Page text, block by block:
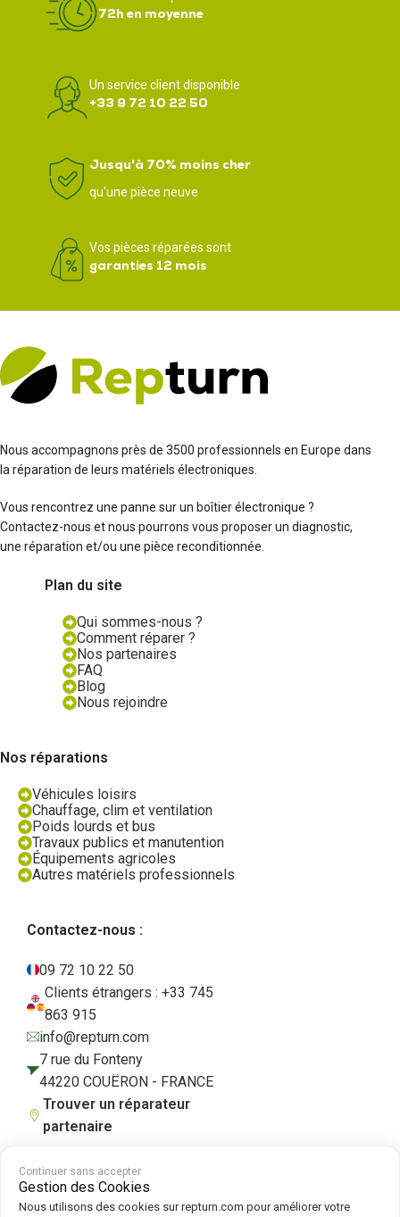
72h en moyenne
Un service client disponible
+33 9 72 10 22 50
Jusqu'à 70% moins cher
qu'une pièce neuve
Vos pièces réparées sont
garanties 12 mois
Nous accompagnons près de 3500 professionnels en Europe dans
la réparation de leurs matériels électroniques.
Vous rencontrez une panne sur un boîtier électronique ?
Contactez-nous et nous pourrons vous proposer un diagnostic,
une réparation et/ou une pièce reconditionnée.
Plan du site
Qui sommes-nous ?
Comment réparer ?
Nos partenaires
FAQ
Blog
Nous rejoindre
Nos réparations
Véhicules loisirs
Chauffage, clim et ventilation
Poids lourds et bus
Travaux publics et manutention
Équipements agricoles
Autres matériels professionnels
Contactez-nous :
09 72 10 22 50
Clients étrangers : +33 745
863 915
info@repturn.com
7 rue du Fonteny
44220 COUËRON - FRANCE
Trouver un réparateur
partenaire
CGV| Mentions légales Politique de confidentialité |Cookies
Continuer sans accepter
Gestion des Cookies
Nous utilisons des cookies sur repturn.com pour améliorer votre